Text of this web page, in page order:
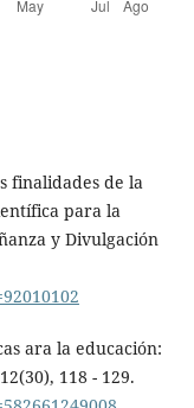
finalidades de la
para la
y Divulgación
ara la educación:
118 - 129.